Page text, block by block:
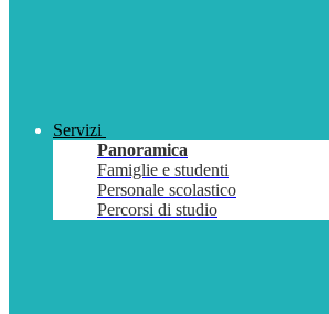
Servizi
Panoramica
Famiglie e studenti
Personale scolastico
Percorsi di studio